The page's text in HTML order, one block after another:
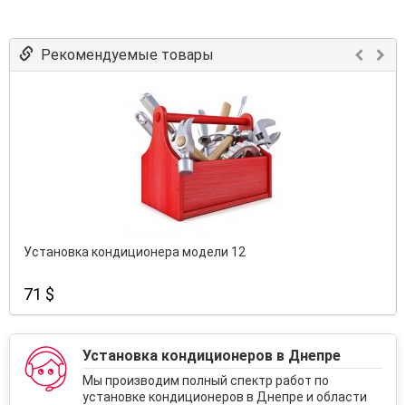
Рекомендуемые товары
Установка кондиционера модели 12
71 $
Установка кондиционеров в Днепре
Мы производим полный спектр работ по
установке кондиционеров в Днепре и области